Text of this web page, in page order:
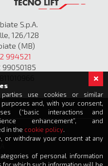
S.p.A.
126/128
(MB)
994521
99050185
use cookies or similar
and, with your consent,
(“basic interactions and
enhancement”, and
in the cookie policy.
or withdraw your consent at any
of personal information